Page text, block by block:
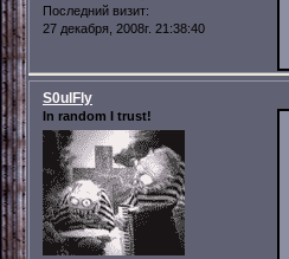
Последний визит:
27 декабря, 2008г. 21:38:40
S0ulFly
In random I trust!